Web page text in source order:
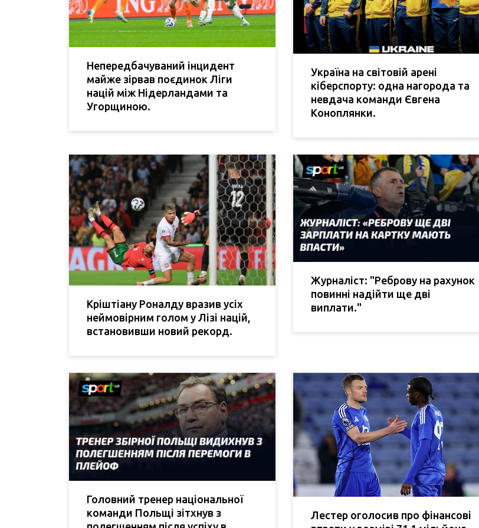
Непередбачуваний інцидент
майже зірвав поєдинок Ліги
націй між Нідерландами та
Угорщиною.
Україна на світовій арені
кіберспорту: одна нагорода та
невдача команди Євгена
Коноплянки.
Кріштіану Роналду вразив усіх
неймовірним голом у Лізі націй,
встановивши новий рекорд.
Журналіст: "Реброву на рахунок
повинні надійти ще дві
виплати."
Головний тренер національної
команди Польщі зітхнув з
Лестер оголосив про фінансові